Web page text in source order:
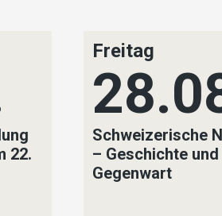
22.
Freitag
Schweizerische
– Geschichte und
Gegenwart